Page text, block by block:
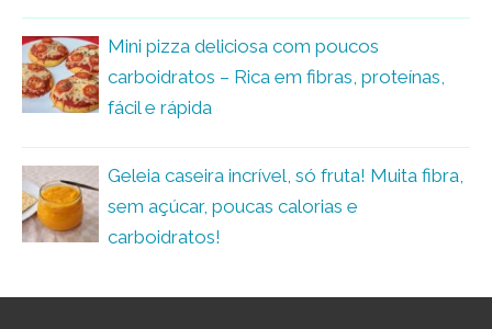
Mini pizza deliciosa com poucos
carboidratos – Rica em fibras, proteínas,
fácil e rápida
Geleia caseira incrível, só fruta! Muita fibra,
sem açúcar, poucas calorias e
carboidratos!